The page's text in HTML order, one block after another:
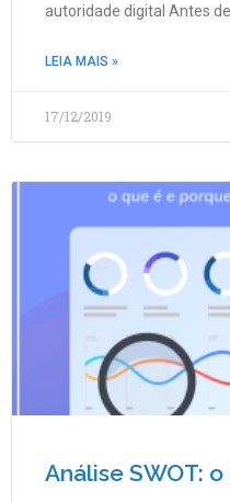
autoridade digital Antes
LEIA MAIS »
17/12/2019
Análise SWOT: